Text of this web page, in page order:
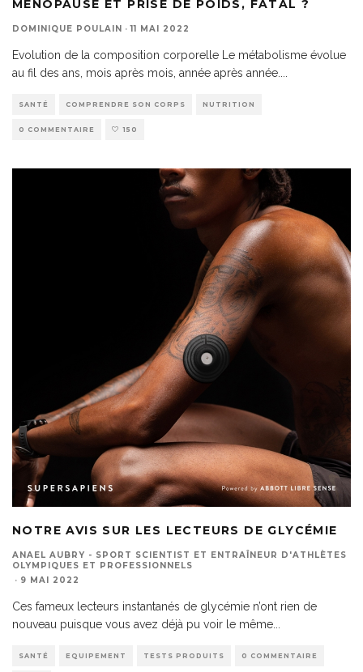
MÉNOPAUSE ET PRISE DE POIDS, FATAL ?
DOMINIQUE POULAIN · 11 MAI 2022
Evolution de la composition corporelle Le métabolisme évolue
au fil des ans, mois après mois, année après année.
SANTÉ COMPRENDRE SON CORPS NUTRITION
0 COMMENTAIRE 150
NOTRE AVIS SUR LES LECTEURS DE GLYCÉMIE
ANAEL AUBRY - SPORT SCIENTIST ET ENTRAÎNEUR D'ATHLÈTES
OLYMPIQUES ET PROFESSIONNELS
· 9 MAI 2022
Ces fameux lecteurs instantanés de glycémie n’ont rien de
nouveau puisque vous avez déjà pu voir le même
SANTÉ EQUIPEMENT TESTS PRODUITS 0 COMMENTAIRE